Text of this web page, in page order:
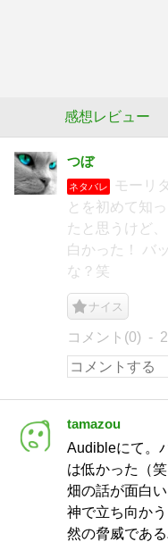
感想レビュー
つぼ
ネタバレ
モーリ
とを初めて知
たと思うけど
白かった！ バ
な？笑
ナイス
コメント(0)
tamazou
Audibleにて。
は低かった（
畑の話が面白
神で立ち向か
然の脅威であ